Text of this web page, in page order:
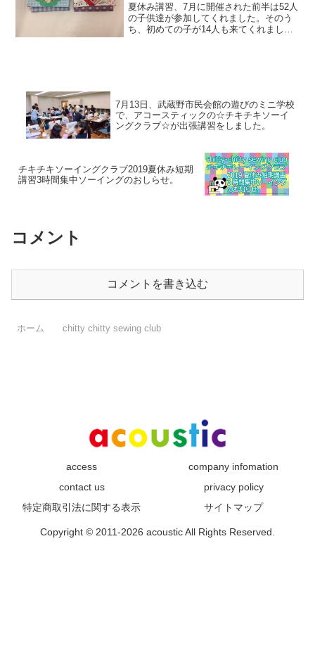
夏休み講習、7月に開催された前半は52人
の子供達が参加してくれました。そのう
ち、初めての子が14人も来てくれまし
7月13日、武蔵野市民会館の遊びのミニ学校
で、アコースティックの☆チキチキソーイ
ングクラブ☆が出張講習をしました。
チキチキソーイングクラブ2019夏休み短期
講習3時間集中ソーイングのおしらせ。
コメント
コメントを書き込む
ホーム chitty chitty sewing club
access
company infomation
contact us
privacy policy
特定商取引法に関する表示
サイトマップ
Copyright © 2011-2026 acoustic All Rights Reserved.